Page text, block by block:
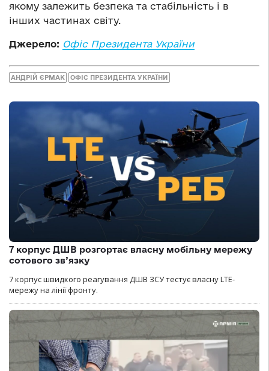
якому залежить безпека та стабільність і в
інших частинах світу.
Джерело: Офіс Президента України
АНДРІЙ ЄРМАК ОФІС ПРЕЗИДЕНТА УКРАЇНИ
7 корпус ДШВ розгортає власну мобільну мережу
сотового зв’язку
7 корпус швидкого реагування ДШВ ЗСУ тестує власну LTE-
мережу на лінії фронту.